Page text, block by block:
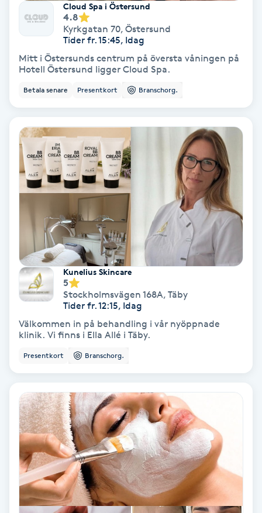
Koppningsmassage
Kosmetisk tatuering
Kostrådgivning
Kroppsinpackning
Kroppspeeling
Käkledsbehandling
Laserbehandling
Lashlift Keratin
LED-ljusterapi
Liktornar
LPG-behandling
LPG-massage
Luggklippning
Cloud Spa i Östersund
4.8
Kyrkgatan 70, Östersund
Tider fr. 15:45, Idag
Mitt i Östersunds centrum på översta våningen på
Hotell Östersund ligger Cloud Spa.
Betala senare Presentkort Branschorg.
Kunelius Skincare
5
Stockholmsvägen 168A, Täby
Tider fr. 12:15, Idag
Välkommen in på behandling i vår nyöppnade
klinik. Vi finns i Ella Allé i Täby.
Presentkort Branschorg.